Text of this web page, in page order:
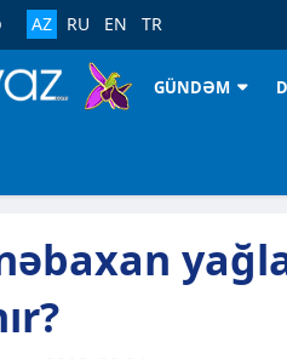
AZ RU EN TR
GÜNDƏM